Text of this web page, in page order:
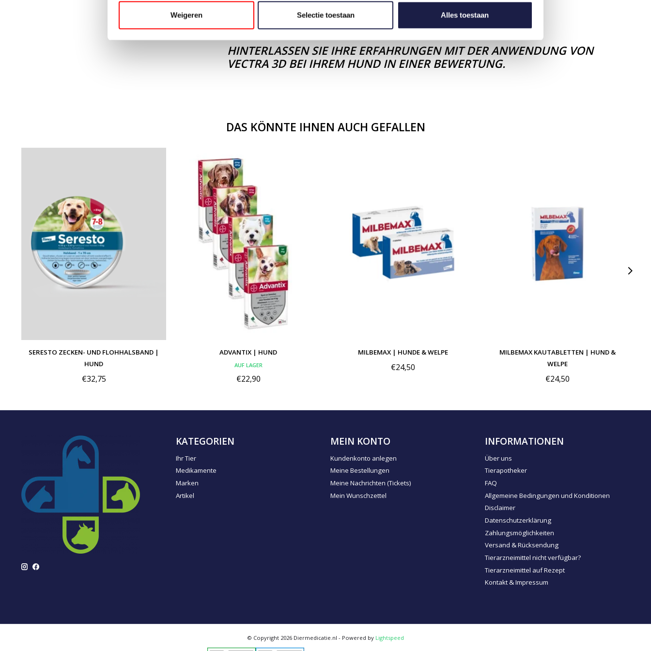
Weigeren Selectie toestaan Alles toestaan
WIR AKZEPTIEREN REZEPTE AUS DEM GANZEN EU-BEREICH
HINTERLASSEN SIE IHRE ERFAHRUNGEN MIT DER ANWENDUNG VON
VECTRA 3D BEI IHREM HUND IN EINER BEWERTUNG.
DAS KÖNNTE IHNEN AUCH GEFALLEN
SERESTO ZECKEN- UND FLOHHALSBAND |
HUND
€32,75
ADVANTIX | HUND
AUF LAGER
€22,90
MILBEMAX | HUNDE & WELPE
€24,50
MILBEMAX KAUTABLETTEN | HUND &
WELPE
€24,50
KATEGORIEN
Ihr Tier
Medikamente
Marken
Artikel
MEIN KONTO
Kundenkonto anlegen
Meine Bestellungen
Meine Nachrichten (Tickets)
Mein Wunschzettel
INFORMATIONEN
Über uns
Tierapotheker
FAQ
Allgemeine Bedingungen und Konditionen
Disclaimer
Datenschutzerklärung
Zahlungsmöglichkeiten
Versand & Rücksendung
Tierarzneimittel nicht verfügbar?
Tierarzneimittel auf Rezept
Kontakt & Impressum
© Copyright 2026 Diermedicatie.nl - Powered by Lightspeed